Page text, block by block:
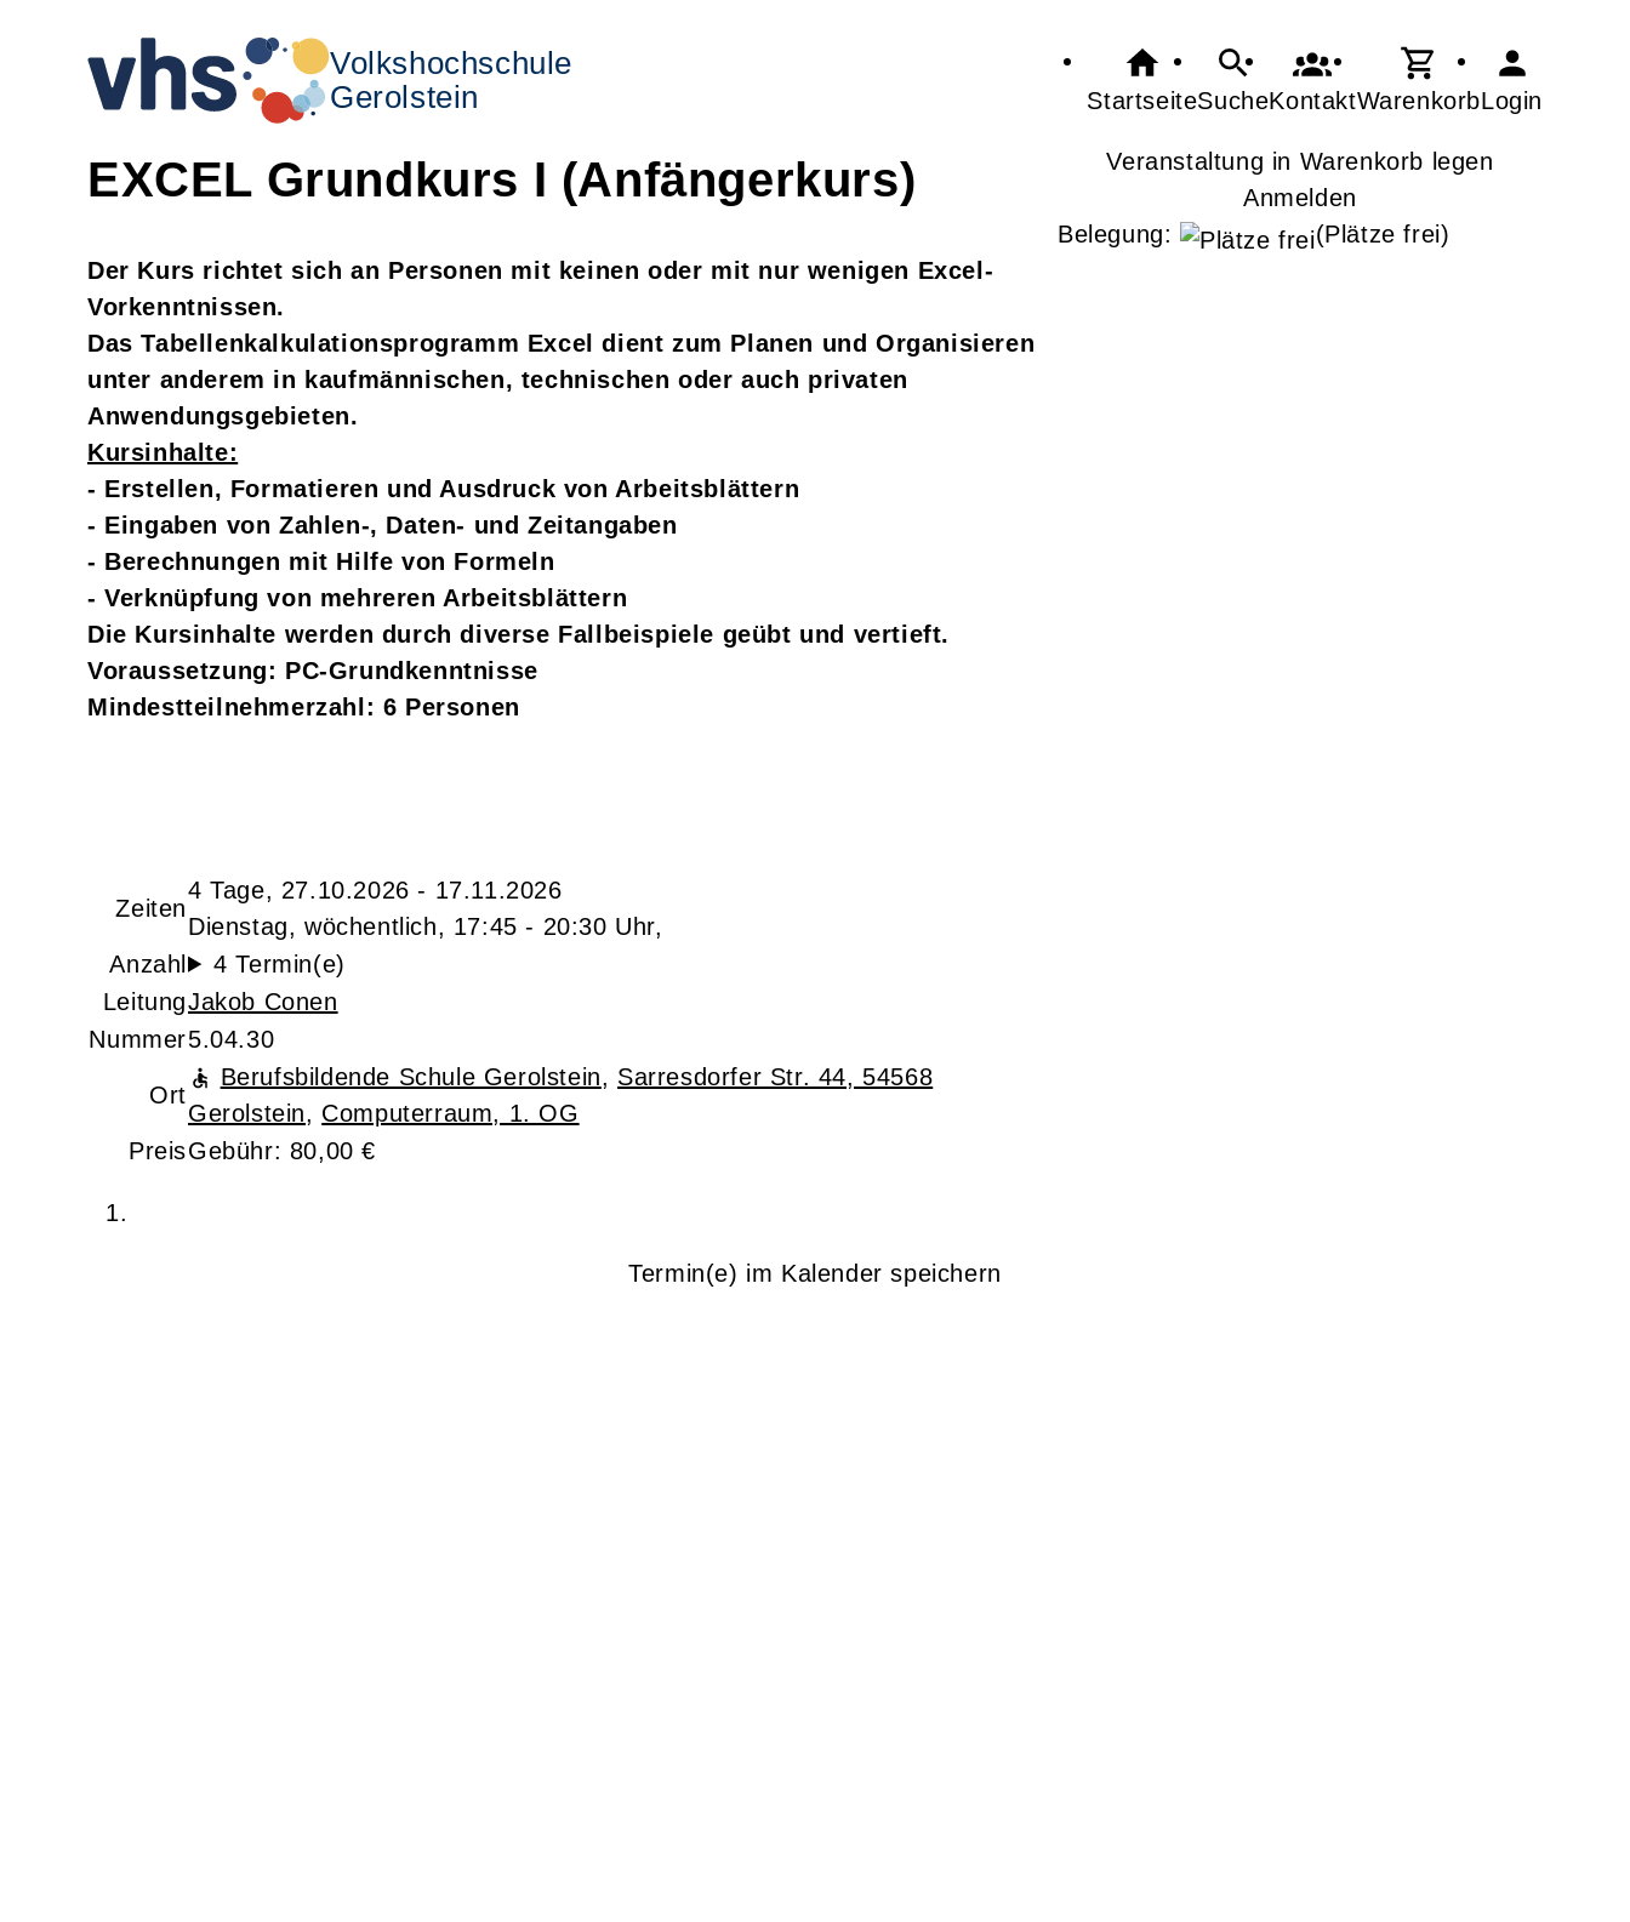
Volkshochschule
Gerolstein
StartseiteSucheKontaktWarenkorbLogin
EXCEL Grundkurs I (Anfängerkurs)
Der Kurs richtet sich an Personen mit keinen oder mit nur wenigen Excel-
Vorkenntnissen.
Das Tabellenkalkulationsprogramm Excel dient zum Planen und Organisieren
unter anderem in kaufmännischen, technischen oder auch privaten
Anwendungsgebieten.
Kursinhalte:
- Erstellen, Formatieren und Ausdruck von Arbeitsblättern
- Eingaben von Zahlen-, Daten- und Zeitangaben
- Berechnungen mit Hilfe von Formeln
- Verknüpfung von mehreren Arbeitsblättern
Die Kursinhalte werden durch diverse Fallbeispiele geübt und vertieft.
Voraussetzung: PC-Grundkenntnisse
Mindestteilnehmerzahl: 6 Personen
Zeiten
4 Tage, 27.10.2026 - 17.11.2026
Dienstag, wöchentlich, 17:45 - 20:30 Uhr,
Anzahl
4 Termin(e)
LeitungJakob Conen
Nummer5.04.30
Ort
Berufsbildende Schule Gerolstein, Sarresdorfer Str. 44, 54568
Gerolstein, Computerraum, 1. OG
PreisGebühr: 80,00 €
Veranstaltung in Warenkorb legen
Anmelden
Belegung:
(Plätze frei)
Termin(e) im Kalender speichern